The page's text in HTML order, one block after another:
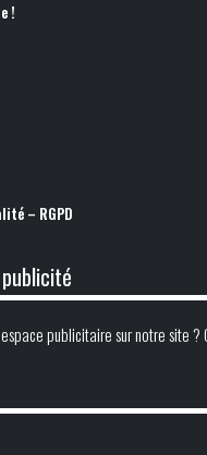
!
– RGPD
publicitaire sur notre site ?